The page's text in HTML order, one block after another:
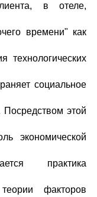
в отеле,
времени" как
технологических
социальное
Посредством этой
экономической
практика
факторов